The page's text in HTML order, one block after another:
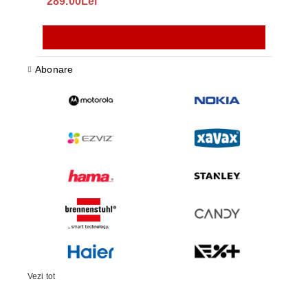
Abonare
Vezi tot